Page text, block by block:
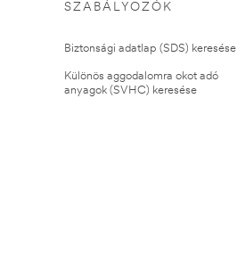
SZABÁLYOZÓK
Biztonsági adatlap (SDS) keresése
Különös aggodalomra okot adó
anyagok (SVHC) keresése